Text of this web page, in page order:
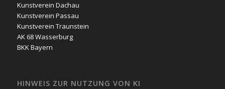
Kunstverein Dachau
Kunstverein Passau
Kunstverein Traunstein
AK 68 Wasserburg
BKK Bayern
HINWEIS ZUR NUTZUNG VON KI